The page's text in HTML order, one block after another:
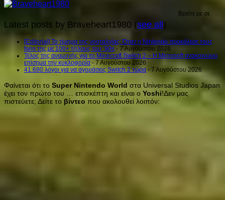
Βρείτε με σε
Latest posts by Braveheart1980 (see all)
[Editorial] Το τίμημα της νοσταλγίας: Όταν η Nintendo προκάλεσε τους
fans της με 100+ τίτλους του ’90s - 7 Αυγούστου 2026
Τέλος της αναμονής για το Minecraft Switch 2 – Η Microsoft ανακοινώνει
επίσημα την κυκλοφορία - 7 Αυγούστου 2026
41.680 λόγοι για να αγοράσεις Switch 2 τώρα - 7 Αυγούστου 2026
Φαίνεται ότι το Super Nintendo World στα Universal Studios Japan
έχει τον πρώτο του … επισκέπτη και είναι ο Yoshi!Δεν μας
πιστεύετε; Δείτε το βίντεο που ακολουθεί λοιπόν: